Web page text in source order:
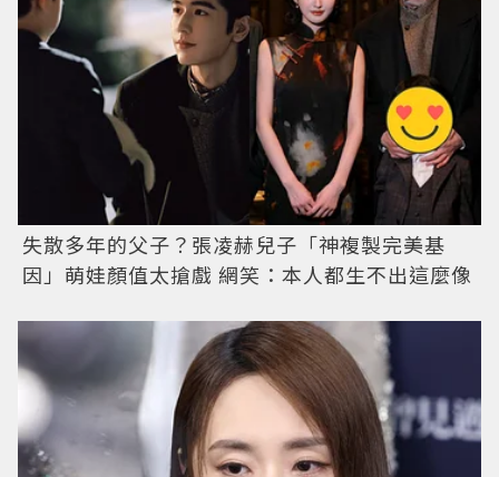
失散多年的父子？張凌赫兒子「神複製完美基
因」萌娃顏值太搶戲 網笑：本人都生不出這麼像